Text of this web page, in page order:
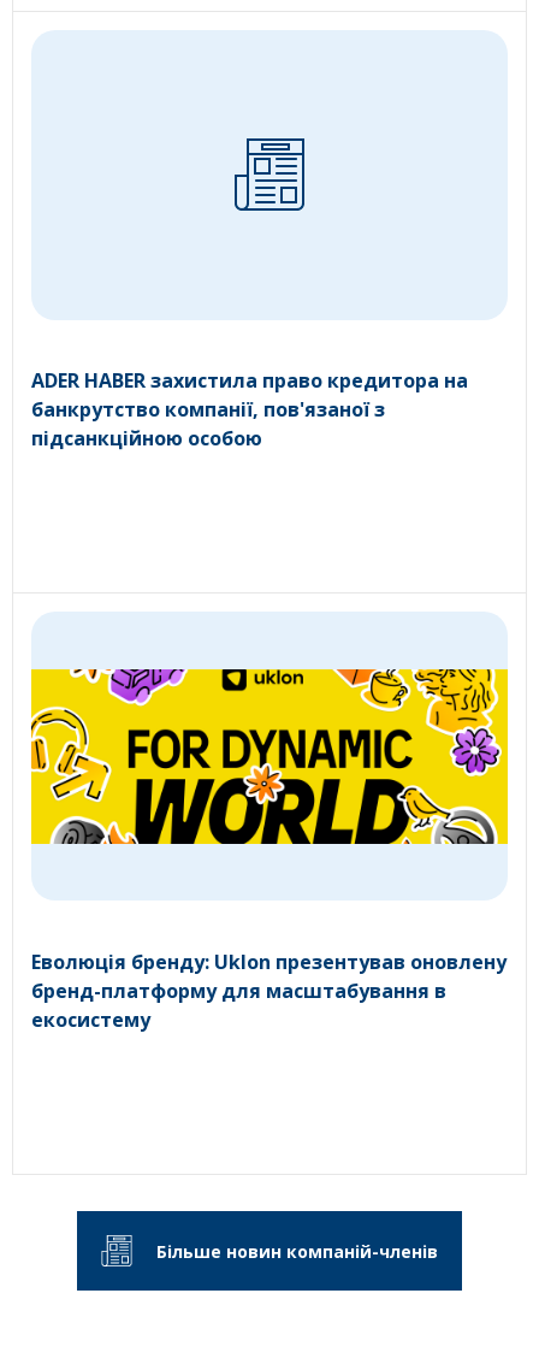
ADER HABER захистила право кредитора на
банкрутство компанії, пов'язаної з
підсанкційною особою
Еволюція бренду: Uklon презентував оновлену
бренд-платформу для масштабування в
екосистему
Більше новин компаній-членів